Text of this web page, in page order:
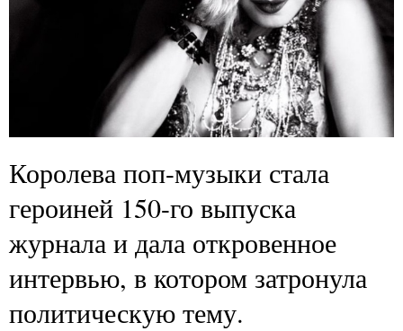
Королева поп-музыки стала
героиней 150-го выпуска
журнала и дала откровенное
интервью, в котором затронула
политическую тему.